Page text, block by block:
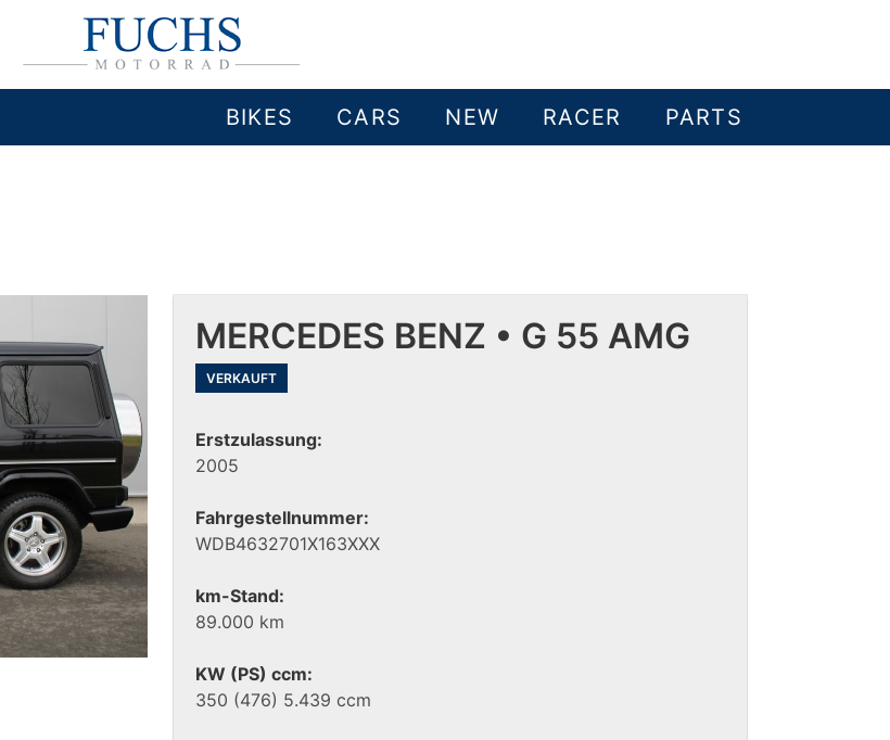
BIKES CARS NEW RACER PARTS
MERCEDES BENZ • G 55 AMG
VERKAUFT
Erstzulassung:
2005
Fahrgestellnummer:
WDB4632701X163XXX
km-Stand:
89.000 km
KW (PS) ccm:
350 (476) 5.439 ccm